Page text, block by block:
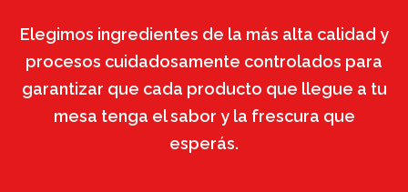
Elegimos ingredientes de la más alta calidad y
procesos cuidadosamente controlados para
garantizar que cada producto que llegue a tu
mesa tenga el sabor y la frescura que
esperás.